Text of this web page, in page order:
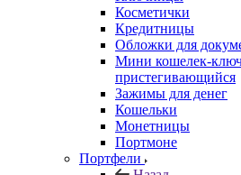
Косметички
Кредитницы
Обложки для
Мини кошелек-
пристегивающийся
Зажимы для денег
Кошельки
Монетницы
Портмоне
Портфели